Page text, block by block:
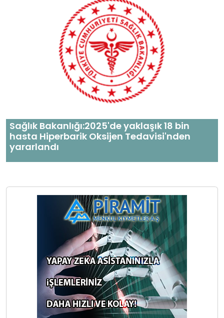
Sağlık Bakanlığı:2025'de yaklaşık 18 bin
hasta Hiperbarik Oksijen Tedavisi'nden
yararlandı